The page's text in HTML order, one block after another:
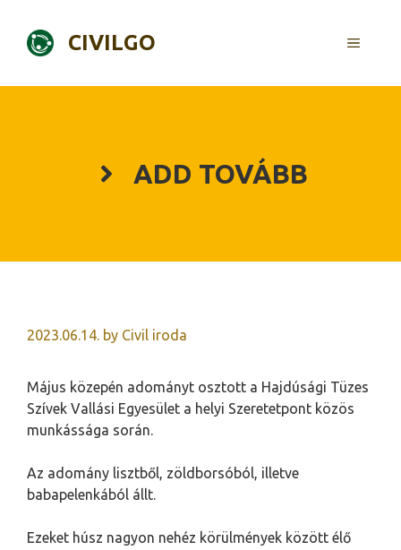
content
CIVILGO MENU
ADD TOVÁBB
2023.06.14. by Civil iroda
Május közepén adományt osztott a Hajdúsági Tüzes
Szívek Vallási Egyesület a helyi Szeretetpont közös
munkássága során.
Az adomány lisztből, zöldborsóból, illetve
babapelenkából állt.
Ezeket húsz nagyon nehéz körülmények között élő